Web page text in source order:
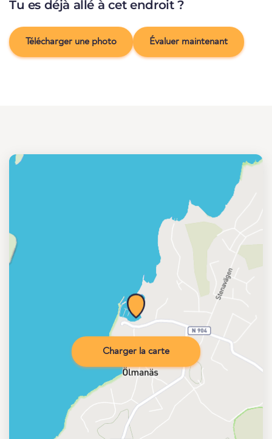
Tu es déjà allé à cet endroit ?
Télécharger une photo Évaluer maintenant
Charger la carte